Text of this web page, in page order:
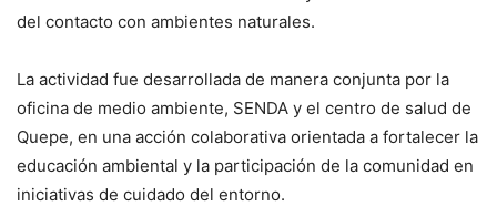
del contacto con ambientes naturales.
La actividad fue desarrollada de manera conjunta por la
oficina de medio ambiente, SENDA y el centro de salud de
Quepe, en una acción colaborativa orientada a fortalecer la
educación ambiental y la participación de la comunidad en
iniciativas de cuidado del entorno.